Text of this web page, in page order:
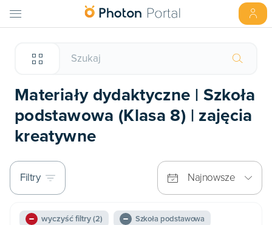
Materiały dydaktyczne | Szkoła
podstawowa (Klasa 8) | zajęcia
kreatywne
Filtry Najnowsze
wyczyść filtry(2)
Szkoła podstawowa